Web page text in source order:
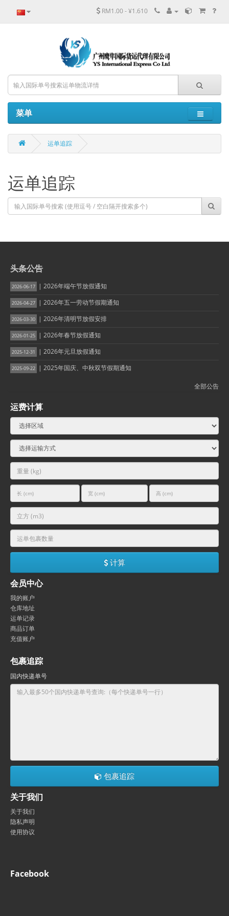
RM1.00 - ¥1.610
菜单
运单追踪
运单追踪
头条公告
2026-06-17 | 2026年端午节放假通知
2026-04-27 | 2026年五一劳动节假期通知
2026-03-30 | 2026年清明节放假安排
2026-01-25 | 2026年春节放假通知
2025-12-31 | 2026年元旦放假通知
2025-09-22 | 2025年国庆、中秋双节假期通知
全部公告
运费计算
计算
会员中心
我的账户
仓库地址
运单记录
商品订单
充值账户
包裹追踪
国内快递单号
包裹追踪
关于我们
关于我们
隐私声明
使用协议
Facebook